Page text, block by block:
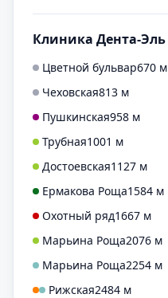
Клиника Дента-
Цветной бульвар670 м
Чеховская813 м
Пушкинская958 м
Трубная1001 м
Достоевская1127 м
Ермакова Роща1584 м
Охотный ряд1667 м
Марьина Роща2076 м
Марьина Роща2254 м
Рижская2484 м